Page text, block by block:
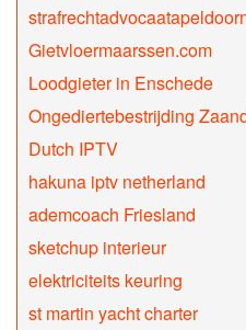
Gietvloermaarssen.com
Loodgieter in Enschede
Ongediertebestrijding
Dutch IPTV
hakuna iptv netherland
ademcoach Friesland
sketchup interieur
elektriciteits keuring
st martin yacht charter